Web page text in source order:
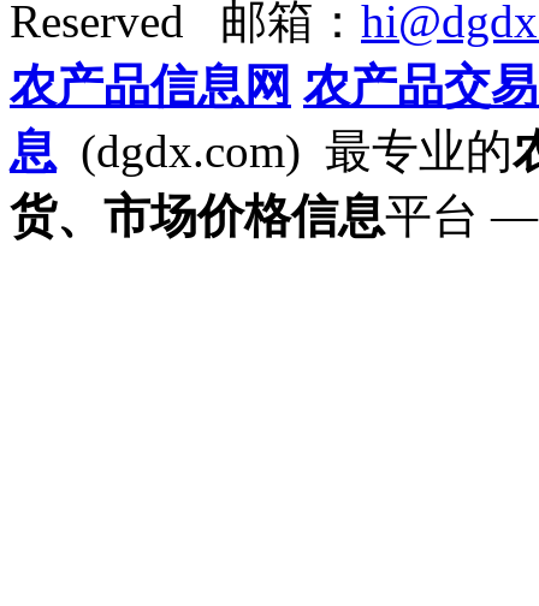
Reserved 邮箱：
农产品信息网 农产品交
息 (dgdx.com) 最专业的
货、市场价格信息平台